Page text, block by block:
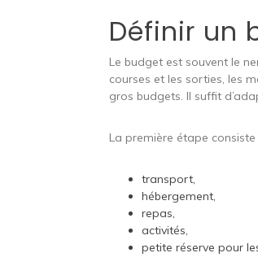
Définir un
Le budget est souvent le
courses et les sorties, les
gros budgets. Il suffit
La première étape
transport,
hébergement,
repas,
activités,
petite réserve pour